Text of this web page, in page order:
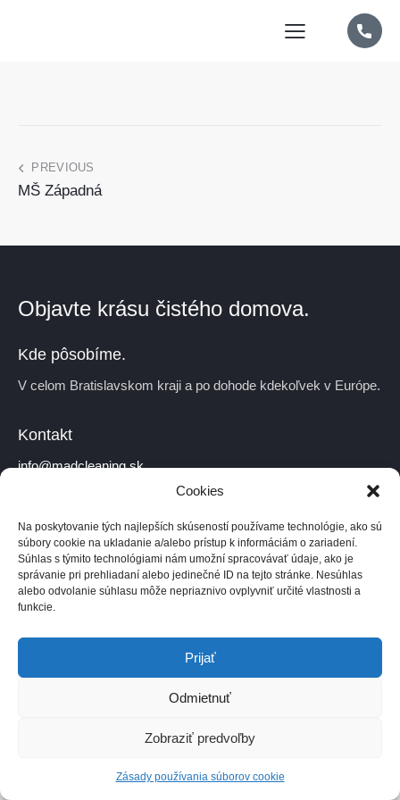
Cookies
Na poskytovanie tých najlepších skúseností používame technológie, ako sú
súbory cookie na ukladanie a/alebo prístup k informáciám o zariadení.
Súhlas s týmito technológiami nám umožní spracovávať údaje, ako je
správanie pri prehliadaní alebo jedinečné ID na tejto stránke. Nesúhlas
alebo odvolanie súhlasu môže nepriaznivo ovplyvniť určité vlastnosti a
funkcie.
Prijať
Odmietnuť
Zobraziť predvoľby
Zásady používania súborov cookie
PREVIOUS
MŠ Západná
Objavte krásu čistého domova.
Kde pôsobíme.
V celom Bratislavskom kraji a po dohode kdekoľvek v Európe.
Kontakt
info@madcleaning.sk
Domov O nás Kontakt